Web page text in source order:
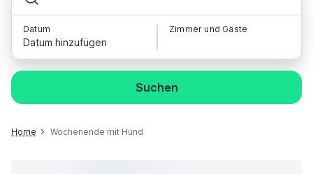
Datum
Datum hinzufügen
Zimmer und Gäste
Suchen
Home Wochenende mit Hund